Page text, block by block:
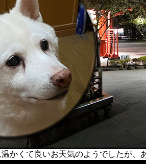
かくて良いお天気のようでしたが、